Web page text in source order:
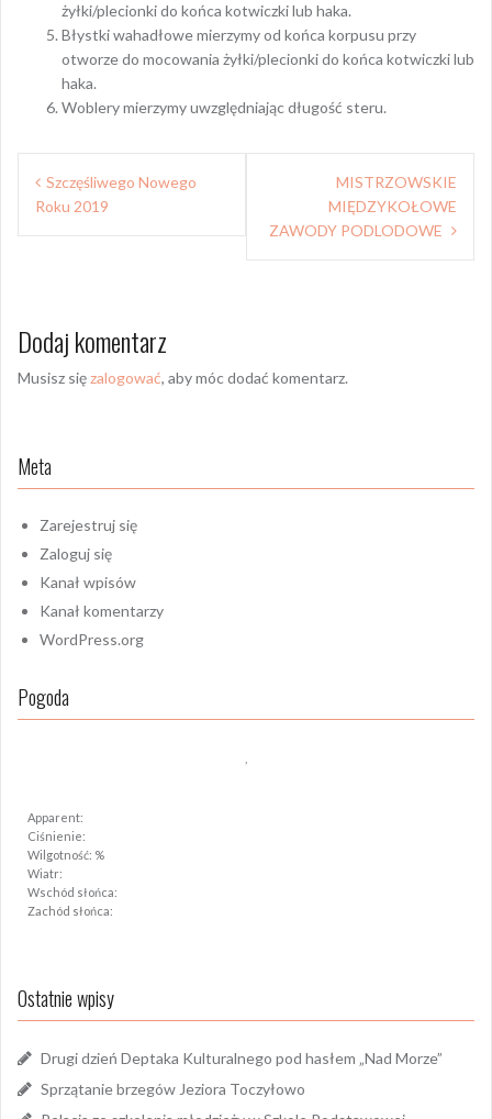
żyłki/plecionki do końca kotwiczki lub haka.
Błystki wahadłowe mierzymy od końca korpusu przy
otworze do mocowania żyłki/plecionki do końca kotwiczki lub
haka.
Woblery mierzymy uwzględniając długość steru.
Nawigacja
wpisu
Szczęśliwego Nowego
Roku 2019
MISTRZOWSKIE
MIĘDZYKOŁOWE
ZAWODY PODLODOWE
Dodaj komentarz
Musisz sięzalogować, aby móc dodać komentarz.
Meta
Zarejestruj się
Zaloguj się
Kanał wpisów
Kanał komentarzy
WordPress.org
Pogoda
Apparent:
Ciśnienie:
Wilgotność: %
Wiatr:
Wschód słońca:
Zachód słońca:
Ostatnie wpisy
Drugi dzień Deptaka Kulturalnego pod hasłem „Nad Morze”
Sprzątanie brzegów Jeziora Toczyłowo